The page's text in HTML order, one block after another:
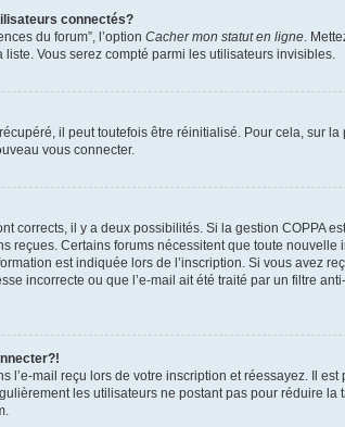
connectés?
du forum”, l’option Cacher mon statut en ligne.
Vous serez compté parmi les utilisateurs invisibles.
il peut toutefois être réinitialisé. Pour cela, sur
vous connecter.
corrects, il y a deux possibilités. Si la gestion COPPA
reçues. Certains forums nécessitent que toute
est indiquée lors de l’inscription. Si vous avez
incorrecte ou que l’e-mail ait été traité par un filtre
l’e-mail reçu lors de votre inscription et réessayez. Il
les utilisateurs ne postant pas pour réduire